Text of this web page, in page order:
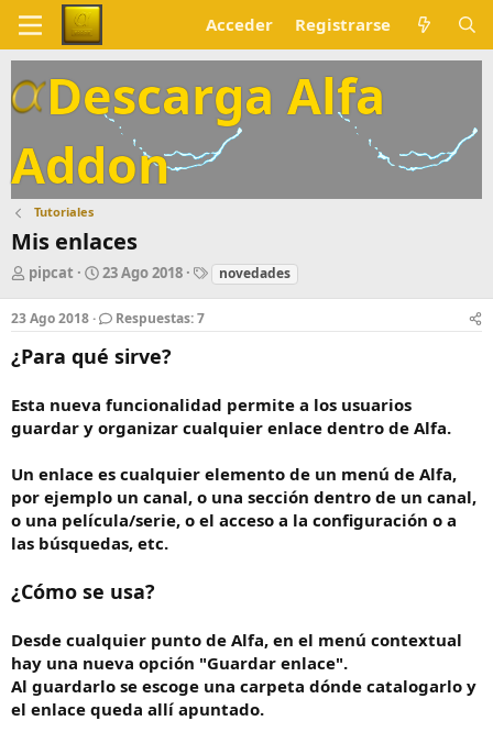
Acceder Registrarse
Descarga Alfa
Addon
Tutoriales
Mis enlaces
A
t
o
r
pipcat
F
c
h
a
n
c
o
23 Ago 2018
E
q
a
s
novedades
23 Ago 2018 Respuestas: 7
¿Para qué sirve?
Esta nueva funcionalidad permite a los usuarios
guardar y organizar cualquier enlace dentro de Alfa.
Un enlace es cualquier elemento de un menú de Alfa,
por ejemplo un canal, o una sección dentro de un canal,
o una película/serie, o el acceso a la configuración o a
las búsquedas, etc.
¿Cómo se usa?
Desde cualquier punto de Alfa, en el menú contextual
hay una nueva opción "Guardar enlace".
Al guardarlo se escoge una carpeta dónde catalogarlo y
el enlace queda allí apuntado.